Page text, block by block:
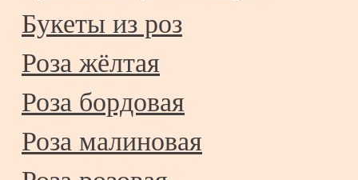
Букеты из роз
Роза жёлтая
Роза бордовая
Роза малиновая